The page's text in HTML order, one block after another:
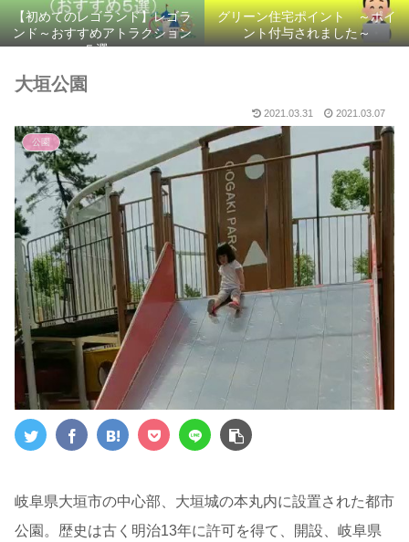
【初めてのレゴランド】レゴラ
ンド～おすすめアトラクション
５選～
グリーン住宅ポイント ～ポイ
ント付与されました～
大垣公園
2021.03.31 2021.03.07
公園
岐阜県大垣市の中心部、大垣城の本丸内に設置された都市
公園。歴史は古く明治13年に許可を得て、開設、岐阜県